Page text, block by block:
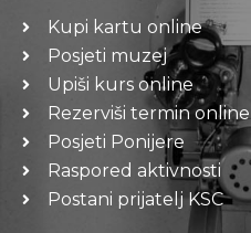
Kupi kartu online
Posjeti muzej
Upiši kurs online
Rezerviši termin online
Posjeti Ponijere
Raspored aktivnosti
Postani prijatelj KSC